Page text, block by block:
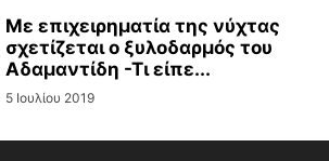
Με επιχειρηματία της νύχτας
σχετίζεται ο ξυλοδαρμός του
Αδαμαντίδη -Τι είπε...
5 Ιουλίου 2019